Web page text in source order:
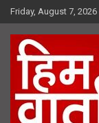
Skip
to
content
Friday, August 7, 2026